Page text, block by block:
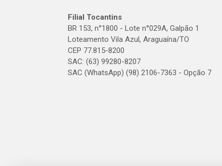
Filial Tocantins
BR 153, n°1800 - Lote n°029A, Galpão 1
Loteamento Vila Azul, Araguaína/TO
CEP 77.815-8200
SAC: (63) 99280-8207
SAC (WhatsApp) (98) 2106-7363 - Opção 7